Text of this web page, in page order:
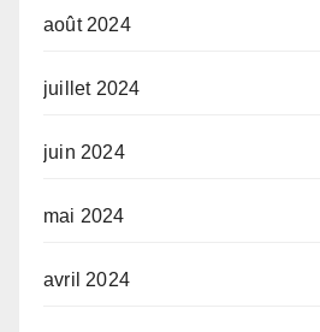
août 2024
juillet 2024
juin 2024
mai 2024
avril 2024